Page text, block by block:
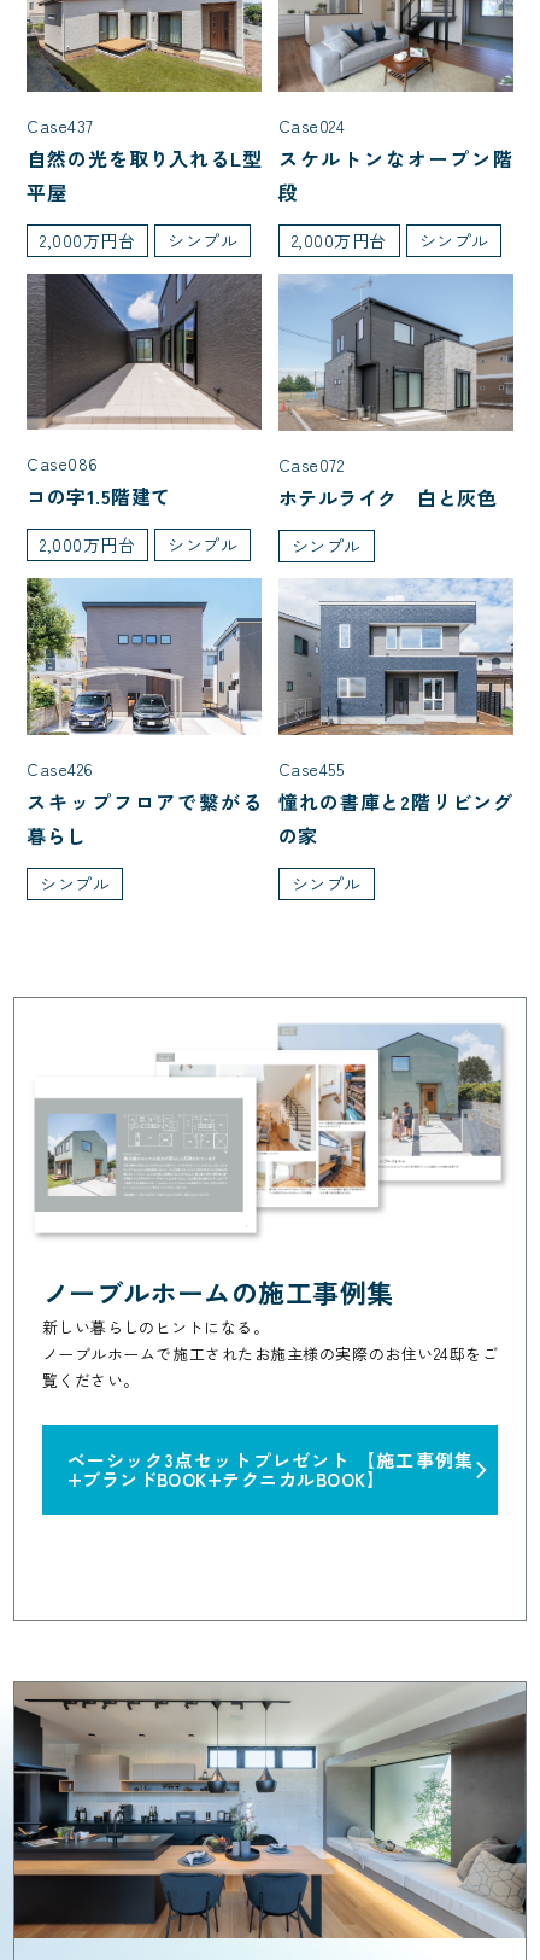
Case437
自然の光を取り入れるL型
平屋
2,000万円台 シンプル
Case024
スケルトンなオープン階
段
2,000万円台 シンプル
Case086
コの字1.5階建て
2,000万円台 シンプル
Case072
ホテルライク 白と灰色
シンプル
Case426
スキップフロアで繋がる
暮らし
シンプル
Case455
憧れの書庫と2階リビング
の家
シンプル
ノーブルホームの施工事例集
新しい暮らしのヒントになる。
ノーブルホームで施工されたお施主様の実際のお住い24邸をご
覧ください。
ベーシック3点セットプレゼント 【施工事例集
+ブランドBOOK+テクニカルBOOK】